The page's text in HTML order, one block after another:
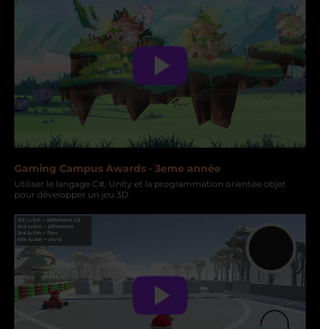
Gaming Campus Awards - 3eme année
Utiliser le langage C#, Unity et la programmation orientée objet
pour développer un jeu 3D